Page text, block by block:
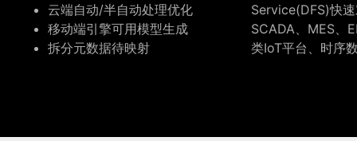
云端自动/半自动处理优化
移动端引擎可用模型生成
拆分元数据待映射
Service(DFS)快
SCADA、MES、
类IoT平台、时序